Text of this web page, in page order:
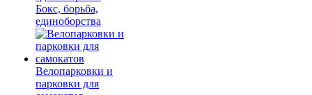
Бокс, борьба,
единоборства
Велопарковки и
парковки для